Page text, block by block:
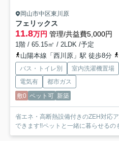
岡山市中区東川原
フェリックス
11.8万円 管理/共益費5,000円
1階 / 65.15㎡ / 2LDK /予定
山陽本線「西川原」駅 徒歩8分
バス・トイレ別 室内洗濯機置場
電気有
都市ガス
敷0 ペット可 新築
省エネ・高断熱設備付きのZEH対応
できます!!ペットと一緒に暮らせるの